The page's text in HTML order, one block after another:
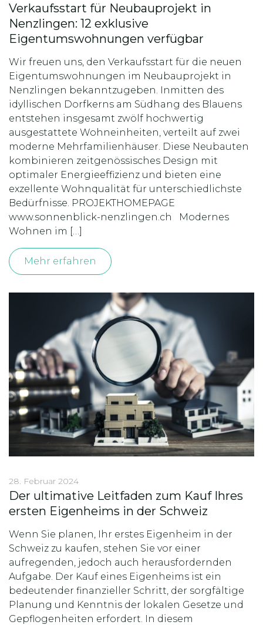
Verkaufsstart für Neubauprojekt in
Nenzlingen: 12 exklusive
Eigentumswohnungen verfügbar
Wir freuen uns, den Verkaufsstart für die neuen
Eigentumswohnungen im Neubauprojekt in
Nenzlingen bekanntzugeben. Inmitten des
idyllischen Dorfkerns am Südhang des Blauens
entstehen insgesamt zwölf hochwertig
ausgestattete Wohneinheiten, verteilt auf zwei
moderne Mehrfamilienhäuser. Diese Neubauten
kombinieren zeitgenössisches Design mit
optimaler Energieeffizienz und bieten eine
exzellente Wohnqualität für unterschiedlichste
Bedürfnisse. PROJEKTHOMEPAGE
www.sonnenblick-nenzlingen.ch Modernes
Wohnen im […]
Mehr erfahren
28. Februar 2024
Der ultimative Leitfaden zum Kauf Ihres
ersten Eigenheims in der Schweiz
Wenn Sie planen, Ihr erstes Eigenheim in der
Schweiz zu kaufen, stehen Sie vor einer
aufregenden, jedoch auch herausfordernden
Aufgabe. Der Kauf eines Eigenheims ist ein
bedeutender finanzieller Schritt, der sorgfältige
Planung und Kenntnis der lokalen Gesetze und
Gepflogenheiten erfordert. In diesem